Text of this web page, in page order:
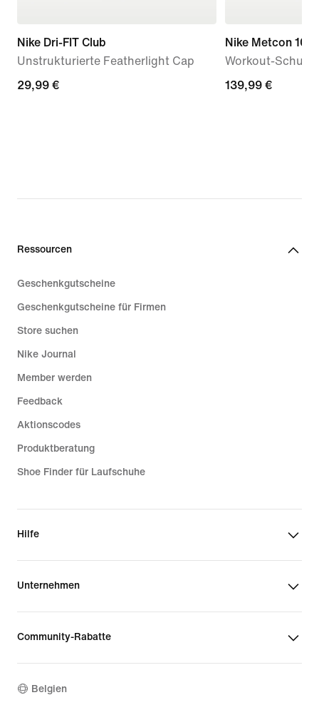
Nike Dri-FIT Club
Unstrukturierte Featherlight Cap
29,99 €
29,99 €
Nike Metcon 10
Workout-Schuh
139,99 €
139,99 €
Ressourcen
Geschenkgutscheine
Geschenkgutscheine für Firmen
Store suchen
Nike Journal
Member werden
Feedback
Aktionscodes
Produktberatung
Shoe Finder für Laufschuhe
Hilfe
Unternehmen
Community-Rabatte
Belgien